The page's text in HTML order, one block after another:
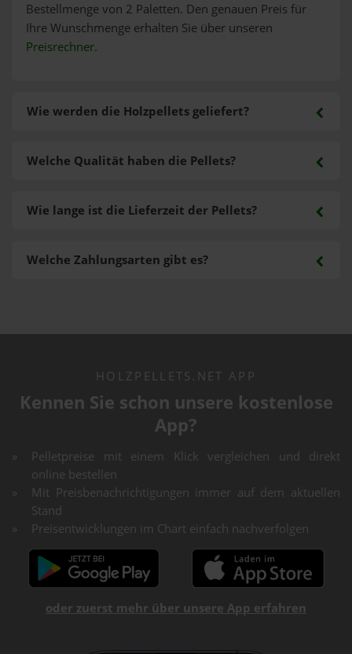
Bestellmenge von 2 Paletten. Den genauen Preis für
Ihre Wunschmenge erhalten Sie über unseren
Preisrechner.
Wie werden die Holzpellets geliefert?
Welche Zahlungsarten gibt es?
Welche Qualität haben die Pellets?
Wie lange ist die Lieferzeit der Pellets?
HOLZPELLETS.NET APP
Kennen Sie schon unsere kostenlose
App?
Pelletpreise mit einem Klick vergleichen und direkt
online bestellen
Mit Preisbenachrichtigungen immer auf dem aktuellen
Stand
Preisentwicklungen im Chart einfach nachverfolgen
oder zuerst mehr über unsere App erfahren